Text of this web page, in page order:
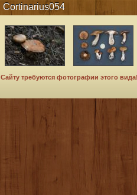
Cortinarius054
Сайту требуются фотографии этого